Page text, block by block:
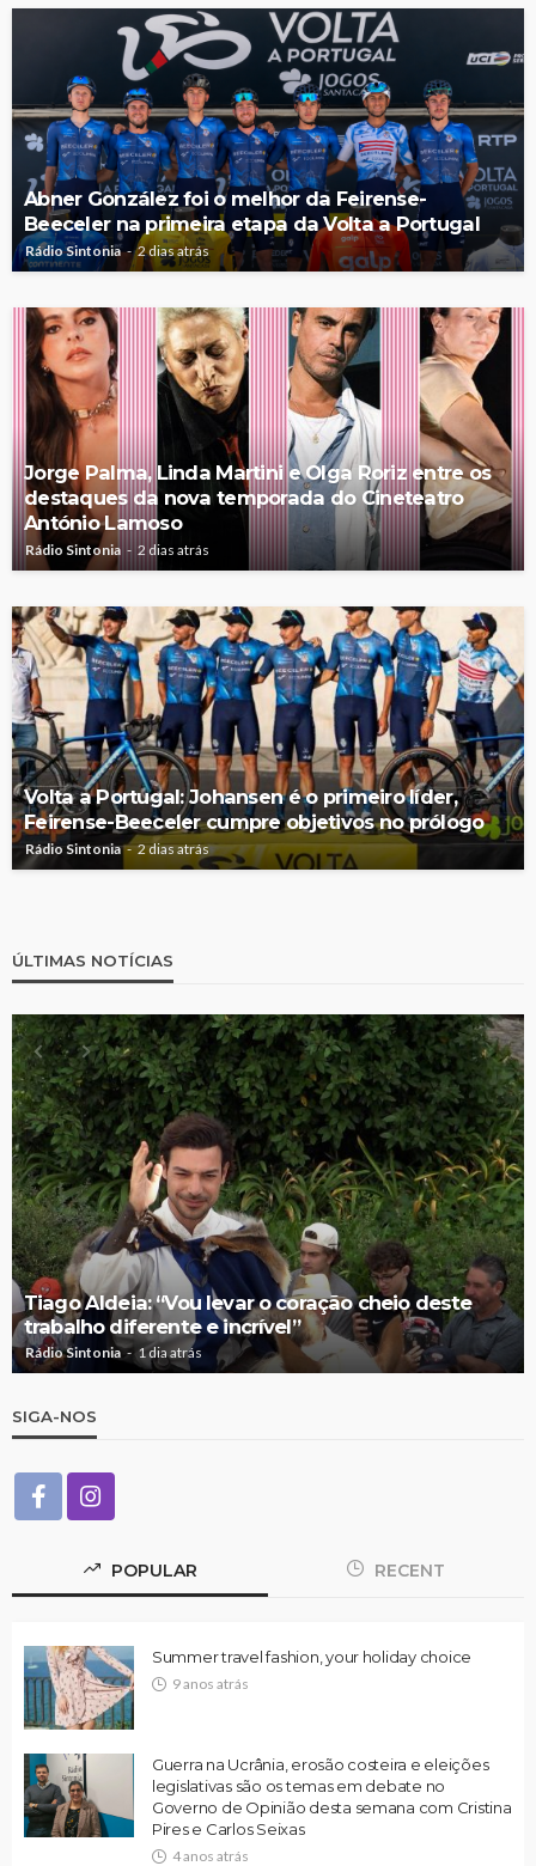
Abner González foi o melhor da Feirense-
Beeceler na primeira etapa da Volta a Portugal
Rádio Sintonia 2 dias atrás
Jorge Palma, Linda Martini e Olga Roriz entre os
destaques da nova temporada do Cineteatro
António Lamoso
Rádio Sintonia 2 dias atrás
Volta a Portugal: Johansen é o primeiro líder,
Feirense-Beeceler cumpre objetivos no prólogo
Rádio Sintonia 2 dias atrás
ÚLTIMAS NOTÍCIAS
Tiago Aldeia: “Vou levar o coração cheio deste
trabalho diferente e incrível”
Rádio Sintonia 1 dia atrás
SIGA-NOS
POPULAR RECENT
Summer travel fashion, your holiday choice
9 anos atrás
Guerra na Ucrânia, erosão costeira e eleições
legislativas são os temas em debate no
Governo de Opinião desta semana com Cristina
Pires e Carlos Seixas
4 anos atrás